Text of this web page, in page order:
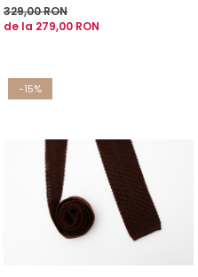
329,00 RON
de la 279,00 RON
-15%